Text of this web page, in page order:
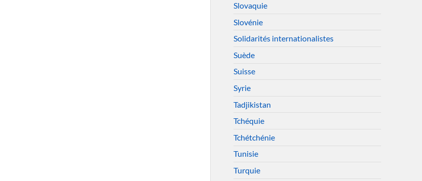
Slovaquie
Slovénie
Solidarités internationalistes
Suède
Suisse
Syrie
Tadjikistan
Tchéquie
Tchétchénie
Tunisie
Turquie